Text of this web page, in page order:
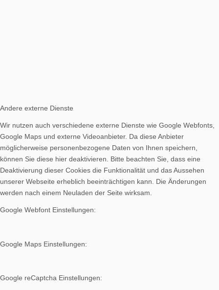
Andere externe Dienste
Wir nutzen auch verschiedene externe Dienste wie Google Webfonts,
Google Maps und externe Videoanbieter. Da diese Anbieter
möglicherweise personenbezogene Daten von Ihnen speichern,
können Sie diese hier deaktivieren. Bitte beachten Sie, dass eine
Deaktivierung dieser Cookies die Funktionalität und das Aussehen
unserer Webseite erheblich beeinträchtigen kann. Die Änderungen
werden nach einem Neuladen der Seite wirksam.
Google Webfont Einstellungen:
Google Maps Einstellungen:
Google reCaptcha Einstellungen: